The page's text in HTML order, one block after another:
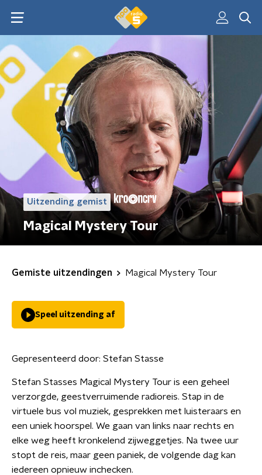
Uitzending gemist
Magical Mystery Tour
Gemiste uitzendingen Magical Mystery Tour
Speel uitzending af
Gepresenteerd door: Stefan Stasse
Stefan Stasses Magical Mystery Tour is een geheel
verzorgde, geestverruimende radioreis. Stap in de
virtuele bus vol muziek, gesprekken met luisteraars en
een uniek hoorspel. We gaan van links naar rechts en
elke weg heeft kronkelend zijweggetjes. Na twee uur
stopt de reis, maar geen paniek, de volgende dag kan
iedereen opnieuw inchecken.